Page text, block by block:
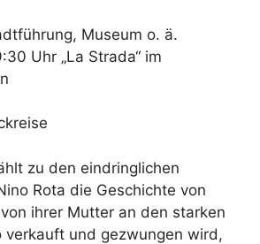
Museum o. ä.
Uhr „La Strada“ im
zu den eindringlichen
Rota die Geschichte von
ihrer Mutter an den starken
verkauft und gezwungen wird,